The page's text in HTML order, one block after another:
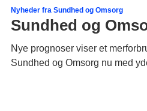
Nyheder fra Sundhed og Omsorg
Sundhed og
Nye prognoser viser et
Sundhed og Omsorg nu med